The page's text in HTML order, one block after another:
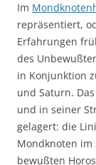
Im
repräsentiert,
Erfahrungen
des
in Konjunktion
und Saturn.
und in seiner
gelagert: die
Mondknoten im
bewußten